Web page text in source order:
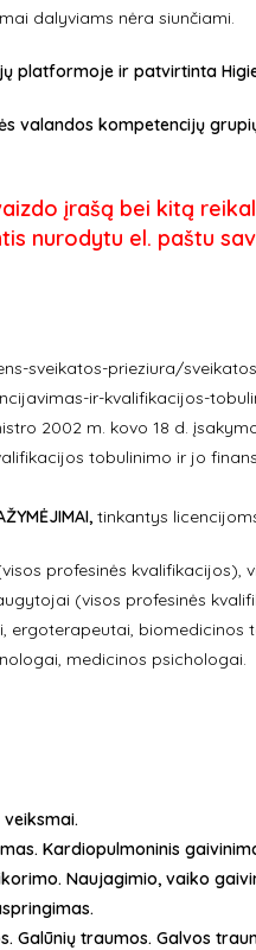
dalyviams nėra siunčiami.
platformoje ir patvirtinta
valandos kompetencijų
įrašą bei kitą
nurodytu el. paštu
sveikatos-prieziura/
ir-kvalifikacijos-
2002 m. kovo 18 d.
tobulinimo ir jo
tinkantys
profesinės kvalifikacijos),
(visos profesinės
biomedicinos
medicinos psichologai.
Kardiopulmoninis
Naujagimio, vaiko
Galūnių traumos. Galvos